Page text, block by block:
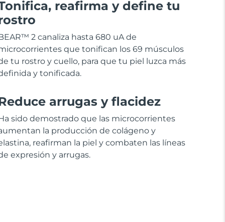
reafirma y define tu
2 canaliza hasta 680 uA de
que tonifican los 69 músculos
tu rostro y cuello, para que tu piel luzca más
y tonificada.
arrugas y flacidez
sido demostrado que las microcorrientes
la producción de colágeno y
reafirman la piel y combaten las líneas
expresión y arrugas.